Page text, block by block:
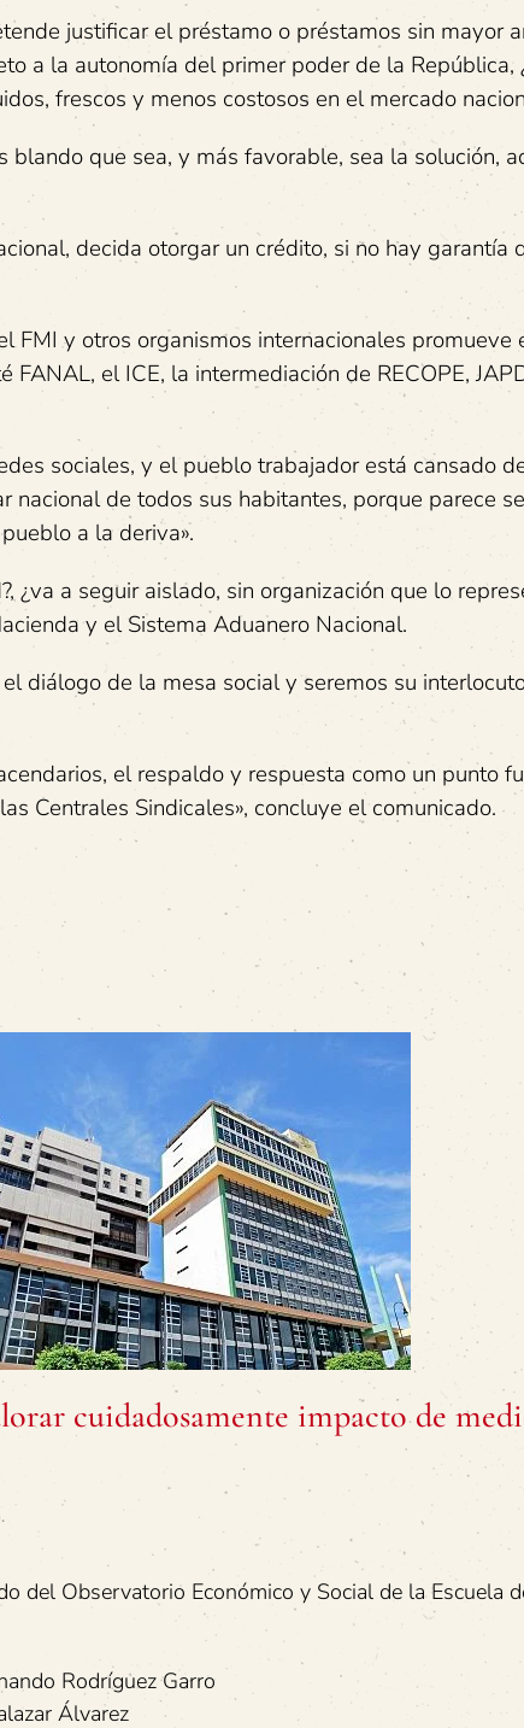
justificar el préstamo o préstamos sin mayor
a la autonomía del primer poder de la República,
frescos y menos costosos en el mercado
que sea, y más favorable, sea la solución,
decida otorgar un crédito, si no hay garantía
FMI y otros organismos internacionales promueve
el ICE, la intermediación de RECOPE,
sociales, y el pueblo trabajador está cansado
nacional de todos sus habitantes, porque parece
a la deriva».
¿va a seguir aislado, sin organización que lo
y el Sistema Aduanero Nacional.
diálogo de la mesa social y seremos su
el respaldo y respuesta como un punto
Centrales Sindicales», concluye el comunicado.
cuidadosamente impacto de
.
del Observatorio Económico y Social de la Escuela
Rodríguez Garro
Álvarez